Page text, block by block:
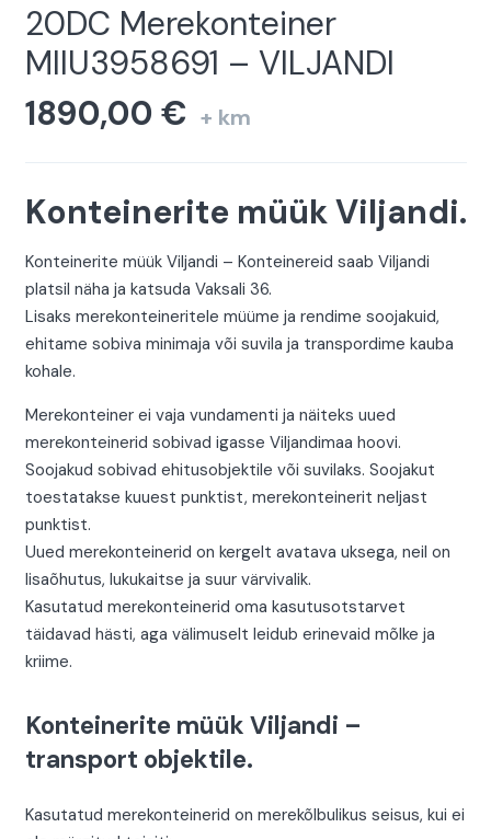
20DC Merekonteiner
MIIU3958691 – VILJANDI
1890,00 € + km
Konteinerite müük Viljandi.
Konteinerite müük Viljandi – Konteinereid saab Viljandi
platsil näha ja katsuda Vaksali 36.
Lisaks merekonteineritele müüme ja rendime soojakuid,
ehitame sobiva minimaja või suvila ja transpordime kauba
kohale.
Merekonteiner ei vaja vundamenti ja näiteks uued
merekonteinerid sobivad igasse Viljandimaa hoovi.
Soojakud sobivad ehitusobjektile või suvilaks. Soojakut
toestatakse kuuest punktist, merekonteinerit neljast
punktist.
Uued merekonteinerid on kergelt avatava uksega, neil on
lisaõhutus, lukukaitse ja suur värvivalik.
Kasutatud merekonteinerid oma kasutusotstarvet
täidavad hästi, aga välimuselt leidub erinevaid mõlke ja
kriime.
Konteinerite müük Viljandi –
transport objektile.
Kasutatud merekonteinerid on merekõlbulikus seisus, kui ei